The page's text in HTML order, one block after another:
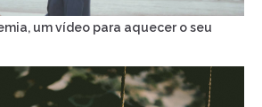
um vídeo para aquecer o seu